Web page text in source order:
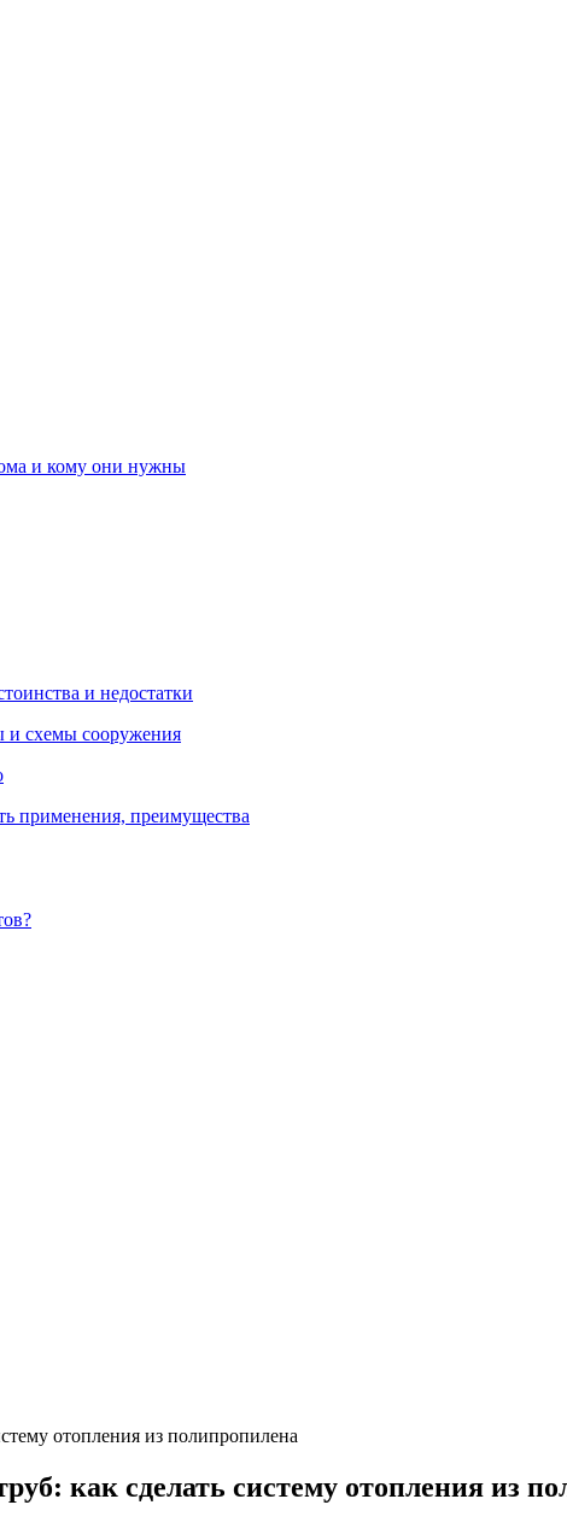
и кому они нужны
и недостатки
и схемы сооружения
применения, преимущества
отопления из полипропилена
как сделать систему отопления из